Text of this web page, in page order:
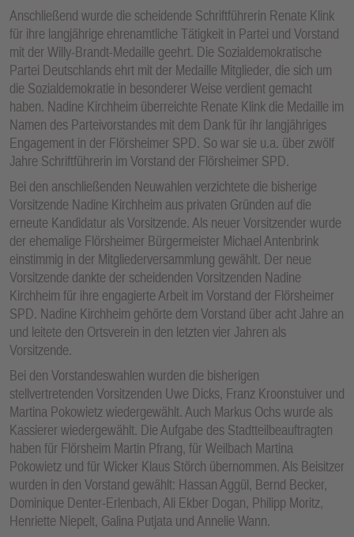
Anschließend wurde die scheidende Schriftführerin Renate Klink
für ihre langjährige ehrenamtliche Tätigkeit in Partei und Vorstand
mit der Willy-Brandt-Medaille geehrt. Die Sozialdemokratische
Partei Deutschlands ehrt mit der Medaille Mitglieder, die sich um
die Sozialdemokratie in besonderer Weise verdient gemacht
haben. Nadine Kirchheim überreichte Renate Klink die Medaille im
Namen des Parteivorstandes mit dem Dank für ihr langjähriges
Engagement in der Flörsheimer SPD. So war sie u.a. über zwölf
Jahre Schriftführerin im Vorstand der Flörsheimer SPD.
Bei den anschließenden Neuwahlen verzichtete die bisherige
Vorsitzende Nadine Kirchheim aus privaten Gründen auf die
erneute Kandidatur als Vorsitzende. Als neuer Vorsitzender wurde
der ehemalige Flörsheimer Bürgermeister Michael Antenbrink
einstimmig in der Mitgliederversammlung gewählt. Der neue
Vorsitzende dankte der scheidenden Vorsitzenden Nadine
Kirchheim für ihre engagierte Arbeit im Vorstand der Flörsheimer
SPD. Nadine Kirchheim gehörte dem Vorstand über acht Jahre an
und leitete den Ortsverein in den letzten vier Jahren als
Vorsitzende.
Bei den Vorstandeswahlen wurden die bisherigen
stellvertretenden Vorsitzenden Uwe Dicks, Franz Kroonstuiver und
Martina Pokowietz wiedergewählt. Auch Markus Ochs wurde als
Kassierer wiedergewählt. Die Aufgabe des Stadtteilbeauftragten
haben für Flörsheim Martin Pfrang, für Weilbach Martina
Pokowietz und für Wicker Klaus Störch übernommen. Als Beisitzer
wurden in den Vorstand gewählt: Hassan Aggül, Bernd Becker,
Dominique Denter-Erlenbach, Ali Ekber Dogan, Philipp Moritz,
Henriette Niepelt, Galina Putjata und Annelie Wann.